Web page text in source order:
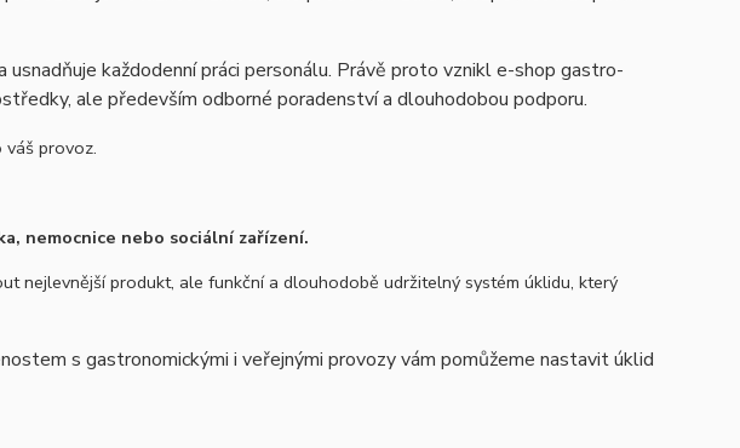
každodenní práci personálu. Právě proto vznikl e-shop gastro-
ale především odborné poradenství a dlouhodobou podporu.
váš provoz.
nemocnice nebo sociální zařízení.
nejlevnější produkt, ale funkční a dlouhodobě udržitelný systém úklidu, který
s gastronomickými i veřejnými provozy vám pomůžeme nastavit úklid